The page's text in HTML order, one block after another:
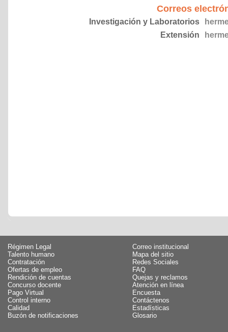
Correos
Investigación y Laboratorios
Extensión
Régimen Legal
Talento humano
Contratación
Ofertas de empleo
Rendición de cuentas
Concurso docente
Pago Virtual
Control interno
Calidad
Buzón de notificaciones
Correo institucional
Mapa del sitio
Redes Sociales
FAQ
Quejas y reclamos
Atención en línea
Encuesta
Contáctenos
Estadísticas
Glosario